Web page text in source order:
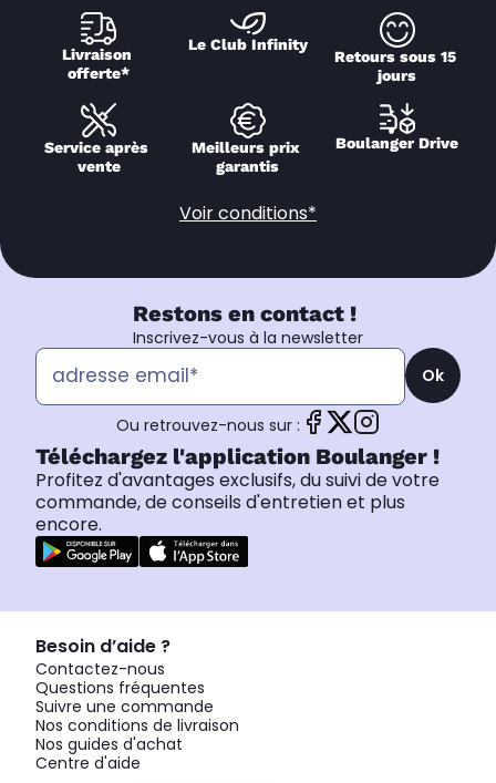
Livraison
offerte*
Le Club Infinity
Retours sous 15
jours
Service après
vente
Meilleurs prix
garantis
Boulanger Drive
Voir conditions*
Restons en contact !
Inscrivez-vous à la newsletter
Ok
Ou retrouvez-nous sur :
Téléchargez l'application Boulanger !
Profitez d'avantages exclusifs, du suivi de votre
commande, de conseils d'entretien et plus
encore.
Besoin d’aide ?
Contactez-nous
Questions fréquentes
Suivre une commande
Nos conditions de livraison
Nos guides d'achat
Centre d'aide